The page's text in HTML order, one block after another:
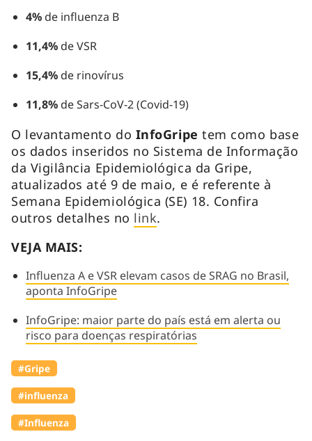
4%de influenza B
11,4%de VSR
15,4%de rinovírus
11,8%de Sars-CoV-2 (Covid-19)
O levantamento do InfoGripetem como base
os dados inseridos no Sistema de Informação
da Vigilância Epidemiológica da Gripe,
atualizados até 9 de maio, e é referente à
Semana Epidemiológica (SE) 18. Confira
outros detalhes no link.
VEJA MAIS:
Influenza A e VSR elevam casos de SRAG no Brasil,
aponta InfoGripe
InfoGripe: maior parte do país está em alerta ou
risco para doenças respiratórias
#Gripe
#influenza
#Influenza